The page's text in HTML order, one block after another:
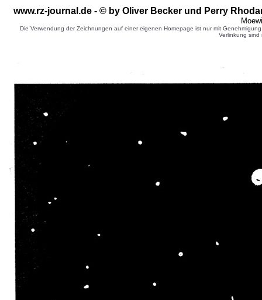
www.rz-journal.de - © by Oliver Becker und Perry
Die Verwendung der Zeichnungen auf einer eigenen Homepage ist nur mit
Verlinkung sind